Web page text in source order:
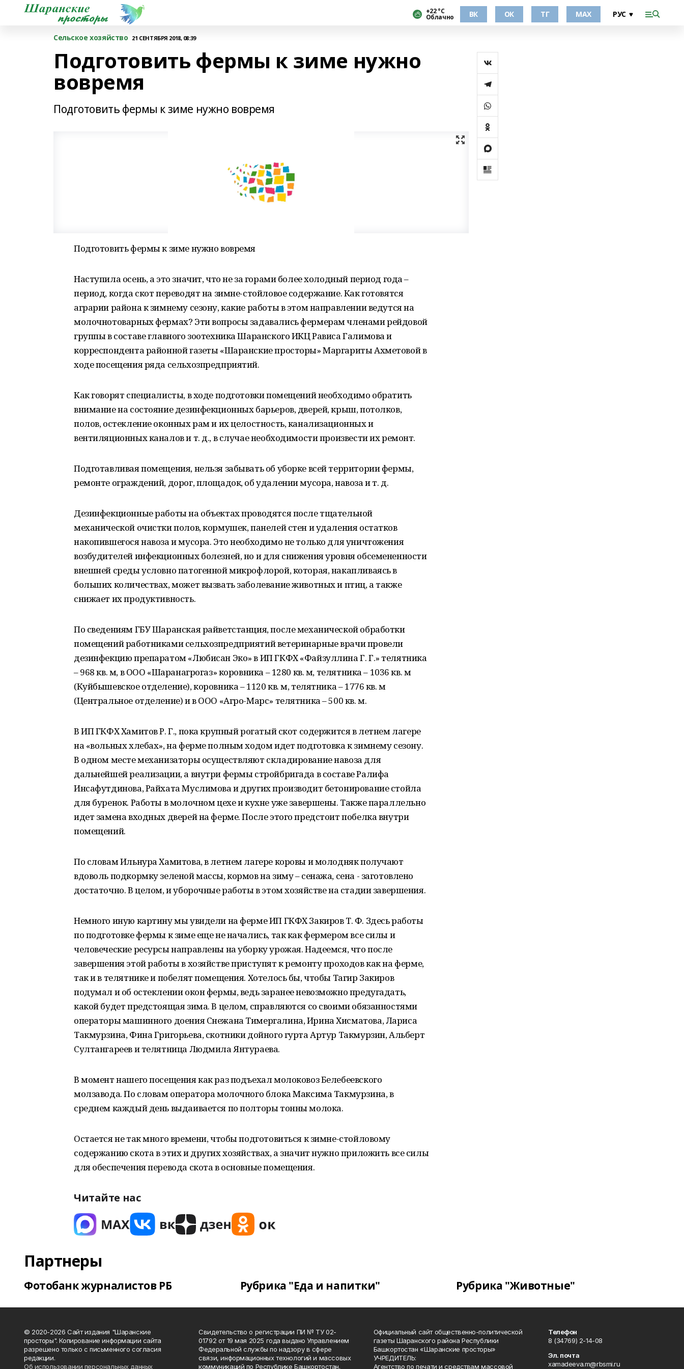
+22 °С
Облачно ВК ОК ТГ МАХ
Сельское хозяйство 21 СЕНТЯБРЯ 2018, 08:39
Подготовить фермы к зиме нужно
вовремя
Подготовить фермы к зиме нужно вовремя
Подготовить фермы к зиме нужно вовремя
Наступила осень, а это значит, что не за горами более холодный период года –
период, когда скот переводят на зимне-стойловое содержание. Как готовятся
аграрии района к зимнему сезону, какие работы в этом направлении ведутся на
молочнотоварных фермах? Эти вопросы задавались фермерам членами рейдовой
группы в составе главного зоотехника Шаранского ИКЦ Рависа Галимова и
корреспондента районной газеты «Шаранские просторы» Маргариты Ахметовой в
ходе посещения ряда сельхозпредприятий.
Как говорят специалисты, в ходе подготовки помещений необходимо обратить
внимание на состояние дезинфекционных барьеров, дверей, крыш, потолков,
полов, остекление оконных рам и их целостность, канализационных и
вентиляционных каналов и т. д., в случае необходимости произвести их ремонт.
Подготавливая помещения, нельзя забывать об уборке всей территории фермы,
ремонте ограждений, дорог, площадок, об удалении мусора, навоза и т. д.
Дезинфекционные работы на объектах проводятся после тщательной
механической очистки полов, кормушек, панелей стен и удаления остатков
накопившегося навоза и мусора. Это необходимо не только для уничтожения
возбудителей инфекционных болезней, но и для снижения уровня обсемененности
внешней среды условно патогенной микрофлорой, которая, накапливаясь в
больших количествах, может вызвать заболевание животных и птиц, а также
снижает их продуктивность.
По сведениям ГБУ Шаранская райветстанция, после механической обработки
помещений работниками сельхозпредприятий ветеринарные врачи провели
дезинфекцию препаратом «Любисан Эко» в ИП ГКФХ «Файзуллина Г. Г.» телятника
– 968 кв. м, в ООО «Шаранагрогаз» коровника – 1280 кв. м, телятника – 1036 кв. м
(Куйбышевское отделение), коровника – 1120 кв. м, телятника – 1776 кв. м
(Центральное отделение) и в ООО «Агро-Марс» телятника – 500 кв. м.
В ИП ГКФХ Хамитов Р. Г., пока крупный рогатый скот содержится в летнем лагере
на «вольных хлебах», на ферме полным ходом идет подготовка к зимнему сезону.
В одном месте механизаторы осуществляют складирование навоза для
дальнейшей реализации, а внутри фермы стройбригада в составе Ралифа
Инсафутдинова, Райхата Муслимова и других производит бетонирование стойла
для буренок. Работы в молочном цехе и кухне уже завершены. Также параллельно
идет замена входных дверей на ферме. После этого предстоит побелка внутри
помещений.
По словам Ильнура Хамитова, в летнем лагере коровы и молодняк получают
вдоволь подкормку зеленой массы, кормов на зиму – сенажа, сена - заготовлено
достаточно. В целом, и уборочные работы в этом хозяйстве на стадии завершения.
Немного иную картину мы увидели на ферме ИП ГКФХ Закиров Т. Ф. Здесь работы
по подготовке фермы к зиме еще не начались, так как фермером все силы и
человеческие ресурсы направлены на уборку урожая. Надеемся, что после
завершения этой работы в хозяйстве приступят к ремонту проходов как на ферме,
так и в телятнике и побелят помещения. Хотелось бы, чтобы Тагир Закиров
подумал и об остеклении окон фермы, ведь заранее невозможно предугадать,
какой будет предстоящая зима. В целом, справляются со своими обязанностями
операторы машинного доения Снежана Тимергалина, Ирина Хисматова, Лариса
Такмурзина, Фина Григорьева, скотники дойного гурта Артур Такмурзин, Альберт
Султангареев и телятница Людмила Янтураева.
В момент нашего посещения как раз подъехал молоковоз Белебеевского
молзавода. По словам оператора молочного блока Максима Такмурзина, в
среднем каждый день выдаивается по полторы тонны молока.
Остается не так много времени, чтобы подготовиться к зимне-стойловому
содержанию скота в этих и других хозяйствах, а значит нужно приложить все силы
для обеспечения перевода скота в основные помещения.
Читайте нас
Партнеры
Фотобанк журналистов РБ Рубрика "Еда и напитки" Рубрика "Животные"
© 2020-2026 Сайт издания "Шаранские
просторы". Копирование информации сайта
разрешено только с письменного согласия
редакции.
Об использовании персональных данных
Свидетельство о регистрации ПИ № ТУ 02-
01792 от 19 мая 2025 года выдано Управлением
Федеральной службы по надзору в сфере
связи, информационных технологий и массовых
коммуникаций по Республике Башкортостан.
Официальный сайт общественно-политической
газеты Шаранского района Республики
Башкортостан «Шаранские просторы»
УЧРЕДИТЕЛЬ:
Агентство по печати и средствам массовой
Телефон
8 (34769) 2-14-08
Эл. почта
xamadeeva.m@rbsmi.ru